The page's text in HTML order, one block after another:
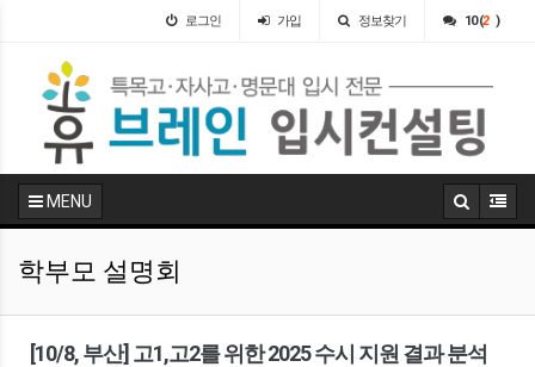
로그인 가입 정보찾기 10 (2 )
MENU
학부모 설명회
[10/8, 부산] 고1,고2를 위한 2025 수시 지원 결과 분석